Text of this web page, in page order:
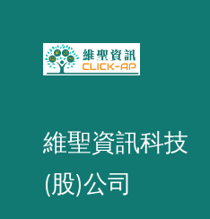
維聖資訊科技
(股)公司